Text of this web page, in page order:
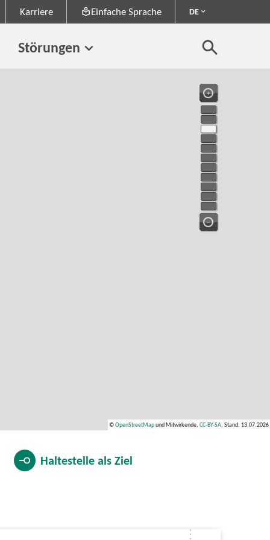
Karriere Einfache Sprache DE
Störungen
©OpenStreetMapund Mitwirkende, CC-BY-SA, Stand: 13.07.2026
Haltestelle alsZiel